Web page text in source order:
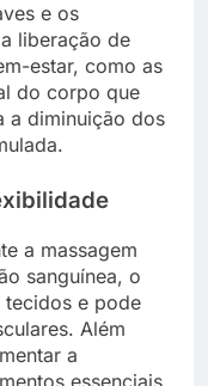
e os
liberação de
estar, como as
do corpo que
a diminuição dos
a massagem
sanguínea, o
e pode
Além
a